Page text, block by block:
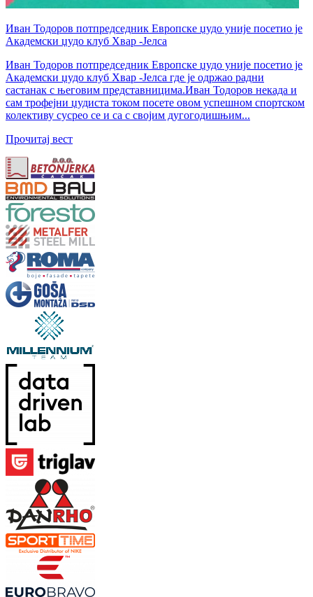
Иван Тодоров потпредседник Европске џудо уније посетио је
Академски џудо клуб Хвар -Јелса
Иван Тодоров потпредседник Европске џудо уније посетио је
Академски џудо клуб Хвар -Јелса где је одржао радни
састанак с његовим представницима.Иван Тодоров некада и
сам трофејни џудиста током посете овом успешном спортском
колективу сусрео се и са с својим дугогодишњим...
Прочитај вест